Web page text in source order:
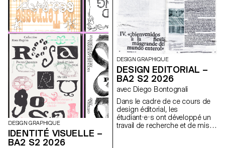
DESIGN GRAPHIQUE
IDENTITÉ VISUELLE –
BA2 S2 2026
DESIGN GRAPHIQUE
DESIGN EDITORIAL –
BA2 S2 2026
avec Diego Bontognali
Dans le cadre de ce cours de
design éditorial, les
étudiant·e·s ont développé un
travail de recherche et de mise